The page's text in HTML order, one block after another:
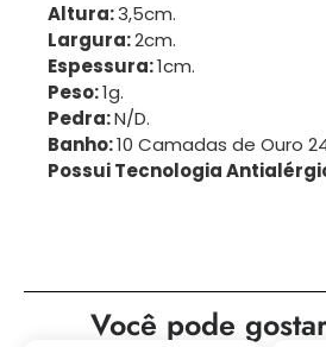
Altura:3,5cm.
Largura:2cm.
Espessura:1cm.
Peso:1g.
Pedra:N/D.
Banho:10 Camadas de Ouro
Possui Tecnologia
Você pode